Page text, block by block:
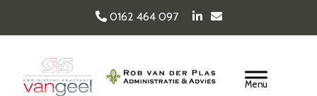
hoofd
inhoud
0162 464 097
Van Geel & van der
Header